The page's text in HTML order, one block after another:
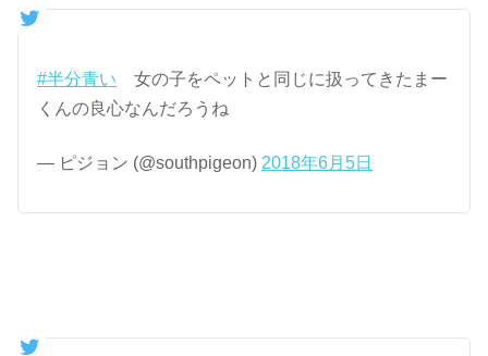
#半分青い 女の子をペットと同じに扱ってきたまー
くんの良心なんだろうね
— ピジョン (@southpigeon) 2018年6月5日